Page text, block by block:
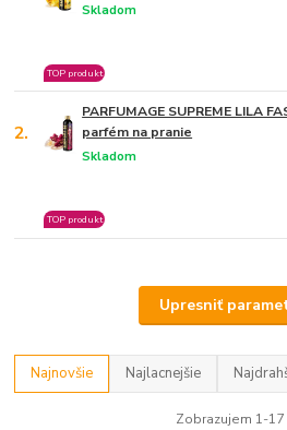
Skladom
TOP produkt
2.
PARFUMAGE SUPREME LILA
parfém na pranie
Skladom
TOP produkt
Upresniť
Najnovšie Najlacnejšie
Zobrazujem 1-17